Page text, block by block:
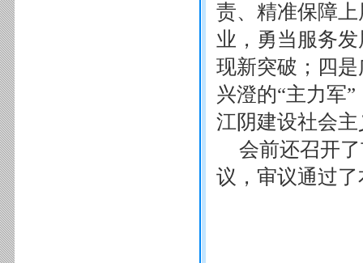
责、精准保障
业，勇当服务
现新突破；四
兴澄的“主力军
江阴建设社会
会前还召开
议，审议通过